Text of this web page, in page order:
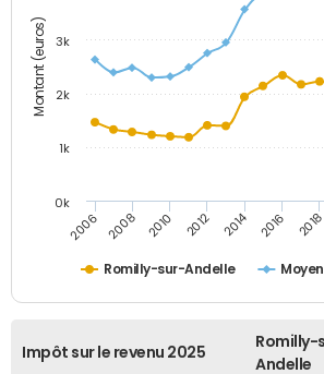
Montant (euros)
Romilly-sur-Andelle
2006 2008 2010 2012 2014 2016 2018
0k
1k
2k
3k
Impôt sur le revenu 2025
Romilly-
Andelle